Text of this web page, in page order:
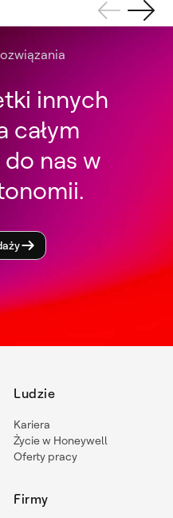
innych
całym
nas w
Ludzie
Kariera
Życie w Honeywell
Oferty pracy
Firmy